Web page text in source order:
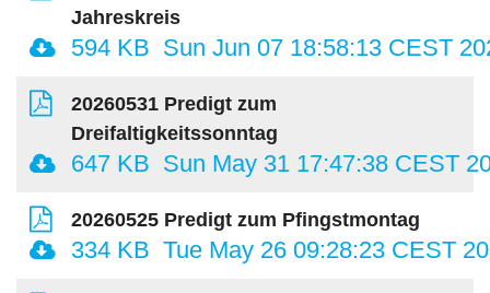
Jahreskreis
594 KB Sun Jun 07 18:58:13 CEST
20260531 Predigt zum
Dreifaltigkeitssonntag
647 KB Sun May 31 17:47:38 CEST
20260525 Predigt zum Pfingstmontag
334 KB Tue May 26 09:28:23 CEST